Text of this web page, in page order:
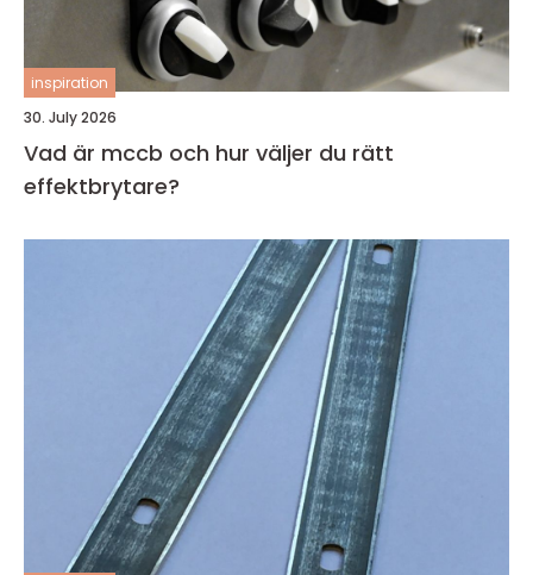
inspiration
30. July 2026
Vad är mccb och hur väljer du rätt
effektbrytare?